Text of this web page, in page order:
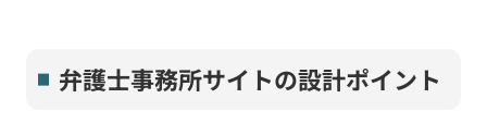
弁護士事務所サイトの設計ポイント